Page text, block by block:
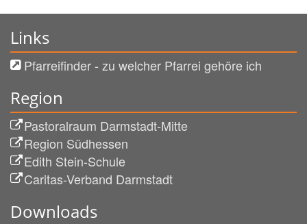
Links
Pfarreifinder - zu welcher Pfarrei gehöre ich
Region
Pastoralraum Darmstadt-Mitte
Region Südhessen
Edith Stein-Schule
Caritas-Verband Darmstadt
Downloads